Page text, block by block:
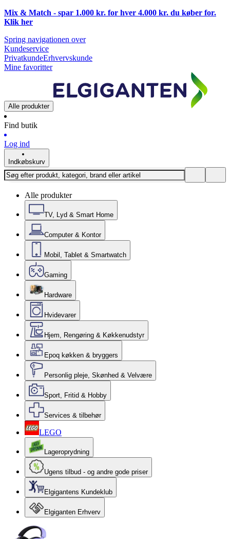
Mix & Match - spar 1.000 kr. for hver 4.000 kr. du køber for.
Klik her
Spring navigationen over
Kundeservice
PrivatkundeErhvervskunde
Mine favoritter
Alle produkter
Find butik
Log ind
Indkøbskurv
Alle produkter
TV, Lyd & Smart Home
Computer & Kontor
Mobil, Tablet & Smartwatch
Gaming
Hardware
Hvidevarer
Hjem, Rengøring & Køkkenudstyr
Epoq køkken & bryggers
Personlig pleje, Skønhed & Velvære
Sport, Fritid & Hobby
Services & tilbehør
LEGO
Lageroprydning
Ugens tilbud - og andre gode priser
Elgigantens Kundeklub
Elgiganten Erhverv